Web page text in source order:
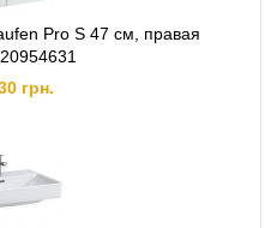
Pro S 47 см, правая
грн.